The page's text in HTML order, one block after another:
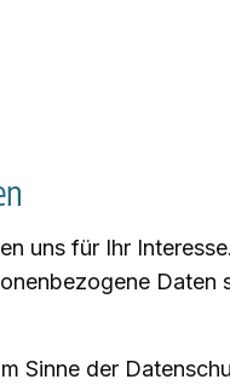
uns für Ihr
Sinne der